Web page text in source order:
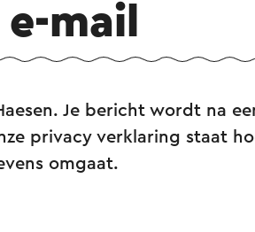
mail
Je bericht wordt na
privacy verklaring staat
omgaat.